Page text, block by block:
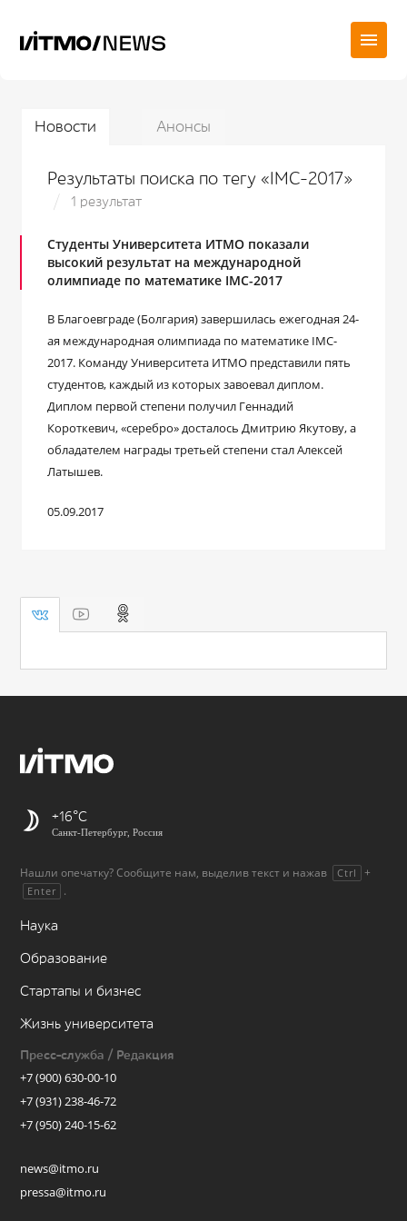
Новости Анонсы
Результаты поиска по тегу «IMC-2017»
1 результат
Студенты Университета ИТМО показали
высокий результат на международной
олимпиаде по математике IMC-2017
В Благоевграде (Болгария) завершилась ежегодная 24-
ая международная олимпиада по математике IMC-
2017. Команду Университета ИТМО представили пять
студентов, каждый из которых завоевал диплом.
Диплом первой степени получил Геннадий
Короткевич, «серебро» досталось Дмитрию Якутову, а
обладателем награды третьей степени стал Алексей
Латышев.
05.09.2017
+16
Санкт-Петербург, Россия
Нашли опечатку? Сообщите нам, выделив текст и нажав Ctrl +
Enter .
Наука
Образование
Стартапы и бизнес
Жизнь университета
Пресс-служба / Редакция
+7 (900) 630-00-10
+7 (931) 238-46-72
+7 (950) 240-15-62
news@itmo.ru
pressa@itmo.ru